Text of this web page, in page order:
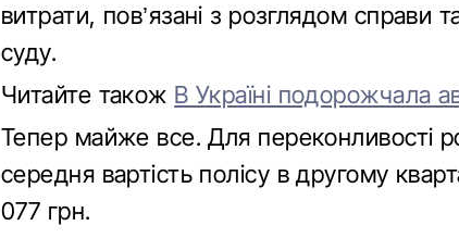
витрати, пов’язані з розглядом справи
суду.
Читайте також В Україні подорожчала
Тепер майже все. Для переконливості
середня вартість полісу в другому
077 грн.